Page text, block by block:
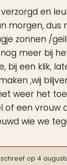
verzorgd en
morgen, dus
zonnen /
meer bij
bij een klik,
,wij
weer het
of een vrouw
wie we
schreef op 4